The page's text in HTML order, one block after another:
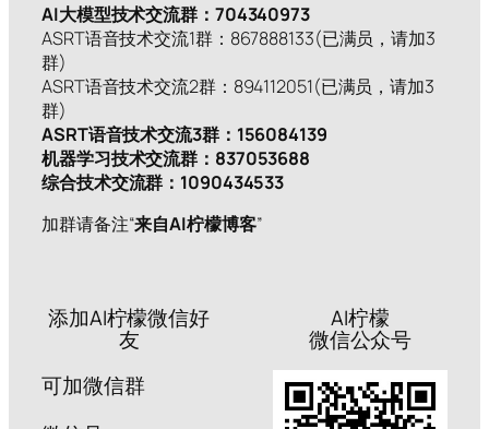
AI大模型技术交流群：704340973
ASRT语音技术交流1群：867888133(已满员，请加3
群)
ASRT语音技术交流2群：894112051(已满员，请加3
群)
ASRT语音技术交流3群：156084139
机器学习技术交流群：837053688
综合技术交流群：1090434533
加群请备注“来自AI柠檬博客”
添加AI柠檬微信好
友
可加微信群
AI柠檬
微信公众号